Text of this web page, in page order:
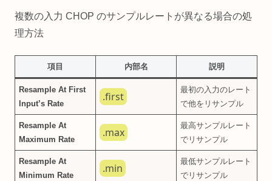
複数の入力 CHOP のサンプルレートが異なる場合の処
理方法
項目 内部名 説明
Resample At First
Input’s Rate
.first
最初の入力のレート
で他をリサンプル
Resample At
Maximum Rate
.max
最高サンプルレート
でリサンプル
Resample At
Minimum Rate
.min
最低サンプルレート
でリサンプル